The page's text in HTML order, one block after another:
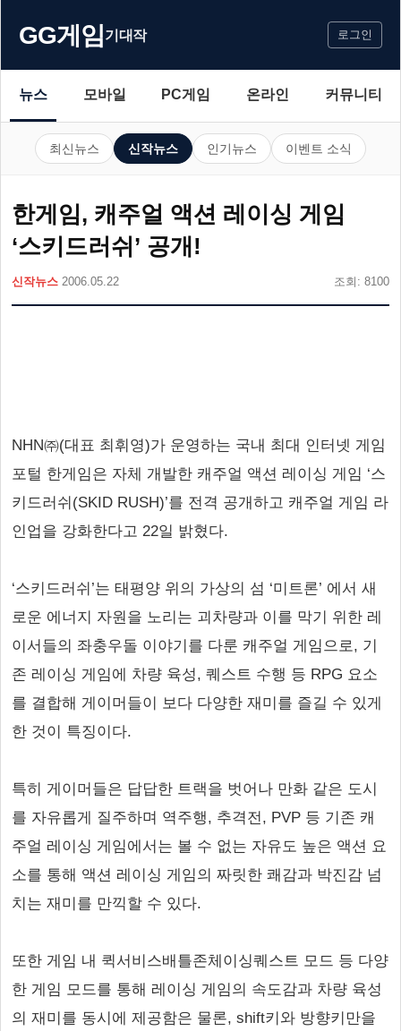
GG게임기대작 로그인
뉴스 모바일 PC게임 온라인 커뮤니티
최신뉴스 신작뉴스 인기뉴스 이벤트 소식
한게임, 캐주얼 액션 레이싱 게임
‘스키드러쉬’ 공개!
신작뉴스 2006.05.22 조회: 8100
NHN㈜(대표 최휘영)가 운영하는 국내 최대 인터넷 게임
포털 한게임은 자체 개발한 캐주얼 액션 레이싱 게임 ‘스
키드러쉬(SKID RUSH)’를 전격 공개하고 캐주얼 게임 라
인업을 강화한다고 22일 밝혔다.
‘스키드러쉬’는 태평양 위의 가상의 섬 ‘미트론’ 에서 새
로운 에너지 자원을 노리는 괴차량과 이를 막기 위한 레
이서들의 좌충우돌 이야기를 다룬 캐주얼 게임으로, 기
존 레이싱 게임에 차량 육성, 퀘스트 수행 등 RPG 요소
를 결합해 게이머들이 보다 다양한 재미를 즐길 수 있게
한 것이 특징이다.
특히 게이머들은 답답한 트랙을 벗어나 만화 같은 도시
를 자유롭게 질주하며 역주행, 추격전, PVP 등 기존 캐
주얼 레이싱 게임에서는 볼 수 없는 자유도 높은 액션 요
소를 통해 액션 레이싱 게임의 짜릿한 쾌감과 박진감 넘
치는 재미를 만끽할 수 있다.
또한 게임 내 퀵서비스배틀존체이싱퀘스트 모드 등 다양
한 게임 모드를 통해 레이싱 게임의 속도감과 차량 육성
의 재미를 동시에 제공함은 물론, shift키와 방향키만을